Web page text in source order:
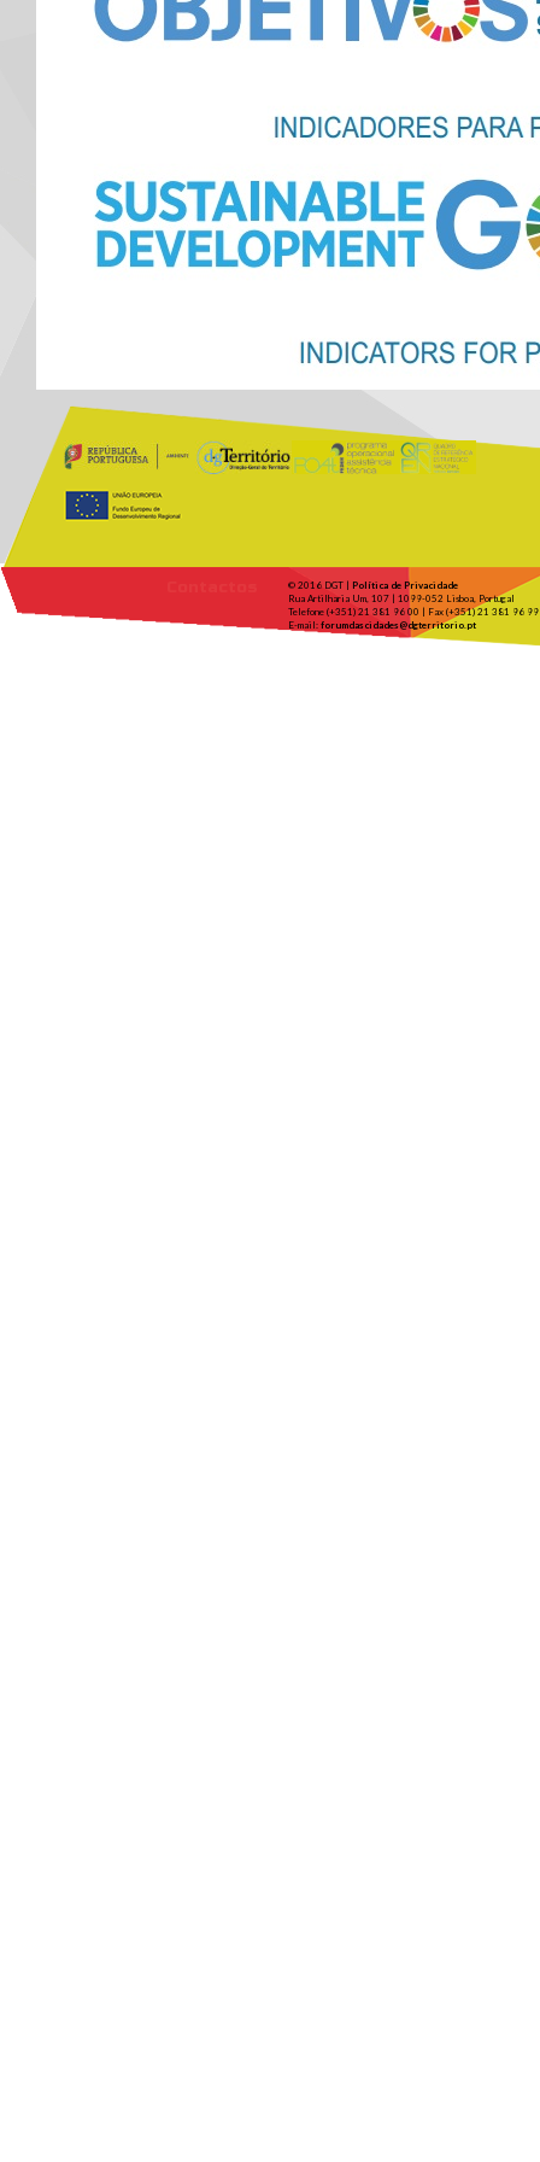
© 2016 DGT | Política de Privacidade
Rua Artilharia Um, 107 | 1099-052 Lisboa, Portugal
Telefone (+351) 21 381 96 00 | Fax (+351) 21 381 96 99
E-mail: forumdascidades@dgterritorio.pt